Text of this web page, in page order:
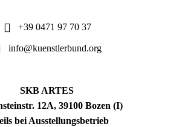
+39 0471 97 70 37
info@kuenstlerbund.org
SKB ARTES
12A, 39100 Bozen (I)
bei Ausstellungsbetrieb